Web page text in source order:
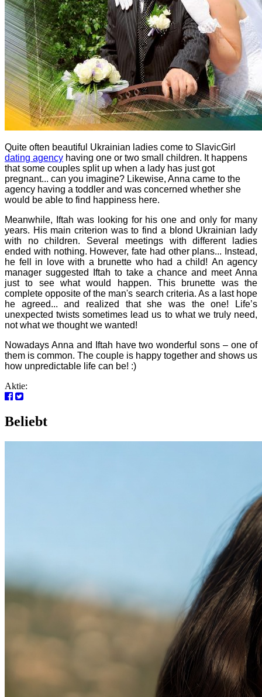
Quite often beautiful Ukrainian ladies come to SlavicGirl
dating agency having one or two small children. It happens
that some couples split up when a lady has just got
pregnant... can you imagine? Likewise, Anna came to the
agency having a toddler and was concerned whether she
would be able to find happiness here.
Meanwhile, Iftah was looking for his one and only for many
years. His main criterion was to find a blond Ukrainian lady
with no children. Several meetings with different ladies
ended with nothing. However, fate had other plans... Instead,
he fell in love with a brunette who had a child! An agency
manager suggested Iftah to take a chance and meet Anna
just to see what would happen. This brunette was the
complete opposite of the man's search criteria. As a last hope
he agreed... and realized that she was the one! Life’s
unexpected twists sometimes lead us to what we truly need,
not what we thought we wanted!
Nowadays Anna and Iftah have two wonderful sons – one of
them is common. The couple is happy together and shows us
how unpredictable life can be! :)
Aktie:
Beliebt